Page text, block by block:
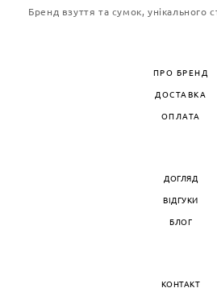
Бренд взуття та сумок, унікального
ПРО БРЕНД
ДОСТАВКА
ОПЛАТА
ДОГЛЯД
ВІДГУКИ
БЛОГ
КОНТАКТ